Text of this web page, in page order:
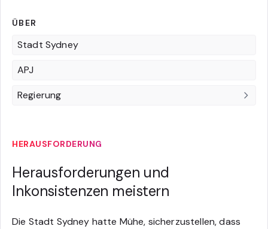
ÜBER
Stadt Sydney
APJ
Regierung
HERAUSFORDERUNG
Herausforderungen und
Inkonsistenzen meistern
Die Stadt Sydney hatte Mühe, sicherzustellen, dass